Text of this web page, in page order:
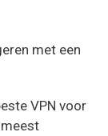
VPN voor